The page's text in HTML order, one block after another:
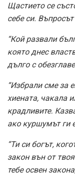
Щастието се
себе си.
“Кой развали
която днес
дълго с
“Избрали сме за
хиената, чакала
крадливите.
ако куршумът ги
“Ти си богът,
закон вън от
тебе освен